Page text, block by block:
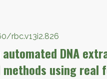
rbc.v13i2.826
DNA
using real